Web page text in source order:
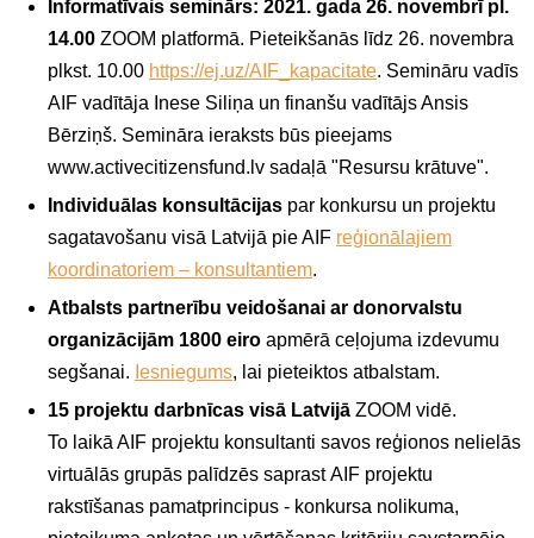
Informatīvais seminārs: 2021. gada 26. novembrī pl.
14.00 ZOOM platformā. Pieteikšanās līdz 26. novembra
plkst. 10.00 https://ej.uz/AIF_kapacitate. Semināru vadīs
AIF vadītāja Inese Siliņa un finanšu vadītājs Ansis
Bērziņš. Semināra ieraksts būs pieejams
www.activecitizensfund.lv sadaļā "Resursu krātuve".
Individuālas konsultācijas par konkursu un projektu
sagatavošanu visā Latvijā pie AIF reģionālajiem
koordinatoriem – konsultantiem.
Atbalsts partnerību veidošanai ar donorvalstu
organizācijām 1800 eiro apmērā ceļojuma izdevumu
segšanai. Iesniegums, lai pieteiktos atbalstam.
15 projektu darbnīcas visā Latvijā ZOOM vidē.
To laikā AIF projektu konsultanti savos reģionos nelielās
virtuālās grupās palīdzēs saprast AIF projektu
rakstīšanas pamatprincipus - konkursa nolikuma,